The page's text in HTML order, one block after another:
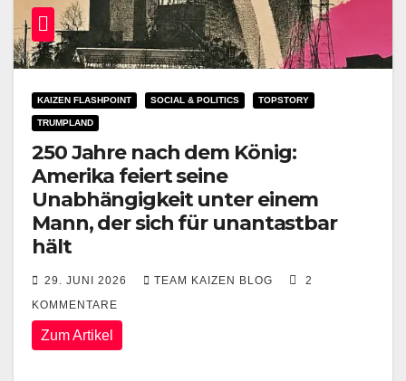
KAIZEN FLASHPOINT SOCIAL & POLITICS TOPSTORY
TRUMPLAND
250 Jahre nach dem König:
Amerika feiert seine
Unabhängigkeit unter einem
Mann, der sich für unantastbar
hält
29. JUNI 2026 TEAM KAIZEN BLOG
2
KOMMENTARE
Zum Artikel